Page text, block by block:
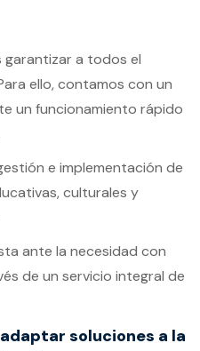
a todos el
ello, contamos con un
un funcionamiento rápido
e implementación de
culturales y
ante la necesidad con
de un servicio integral de
soluciones a la